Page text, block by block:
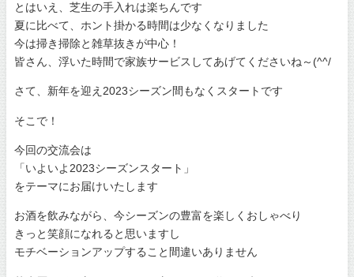
とはいえ、芝生の手入れは楽ちんです
夏に比べて、ホント掛かる時間は少なくなりました
今は掃き掃除と雑草抜きが中心！
皆さん、浮いた時間で家族サービスしてあげてくださいね～(^^/
さて、新年を迎え2023シーズン間もなくスタートです
そこで！
今回の交流会は
「いよいよ2023シーズンスタート」
をテーマにお届けいたします
お酒を飲みながら、今シーズンの豊富を楽しくおしゃべり
きっと笑顔になれると思いますし
モチベーションアップすること間違いありません